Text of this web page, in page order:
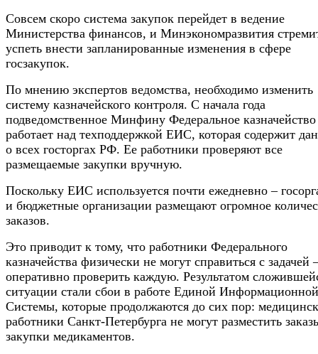
Совсем скоро система закупок перейдет в ведение
Министерства финансов, и Минэкономразвития
успеть внести запланированные изменения в сфере
госзакупок.
По мнению экспертов ведомства, необходимо изменить
систему казначейского контроля. С начала года
подведомственное Минфину Федеральное казначейство
работает над техподдержкой ЕИС, которая содержит
о всех госторгах РФ. Ее работники проверяют все
размещаемые закупки вручную.
Поскольку ЕИС используется почти ежедневно –
и бюджетные организации размещают огромное
заказов.
Это приводит к тому, что работники Федерального
казначейства физически не могут справиться с задачей
оперативно проверить каждую. Результатом
ситуации стали сбои в работе Единой Информационной
Системы, которые продолжаются до сих пор:
работники Санкт-Петербурга не могут разместить
закупки медикаментов.